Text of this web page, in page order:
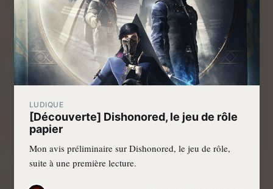
LUDIQUE
[Découverte] Dishonored, le jeu de rôle
papier
Mon avis préliminaire sur Dishonored, le jeu de rôle,
suite à une première lecture.